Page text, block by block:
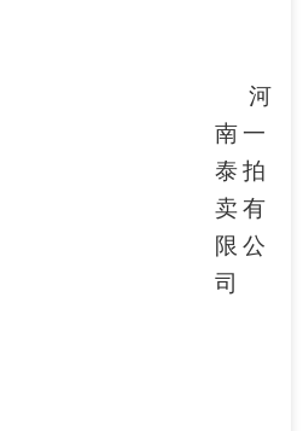
河
南一
泰拍
卖有
限公
司